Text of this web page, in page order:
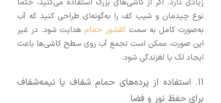
زیادی دارد. اگر از کاشی‌های بزرگ استفاده می‌کنید، حتماً
نوع چیدمان و شیب کف را به‌گونه‌ای طراحی کنید که آب
به‌صورت کامل به سمتکفشور حمامهدایت شود. در غیر
این صورت، ممکن است تجمع آب روی سطح کاشی‌ها باعث
ایجاد لک یا لغزندگی شود.
۱۱. استفاده از پرده‌های حمام شفاف یا نیمه‌شفاف
برای حفظ نور و فضا